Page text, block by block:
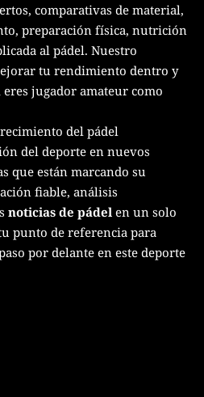
comparativas de material,
preparación física, nutrición
al pádel. Nuestro
tu rendimiento dentro y
jugador amateur como
del pádel
del deporte en nuevos
que están marcando su
fiable, análisis
noticias de pádel en un solo
punto de referencia para
por delante en este deporte